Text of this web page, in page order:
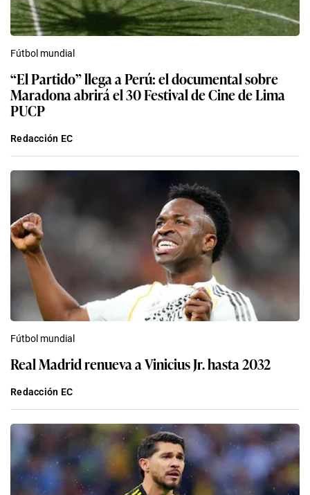
Fútbol mundial
“El Partido” llega a Perú: el documental sobre
Maradona abrirá el 30 Festival de Cine de Lima
PUCP
Redacción EC
Fútbol mundial
Real Madrid renueva a Vinicius Jr. hasta 2032
Redacción EC